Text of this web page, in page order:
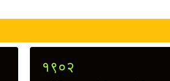
१९०२